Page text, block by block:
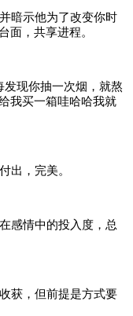
暗示他为了改变你时
面，共享进程。
现你抽一次烟，就熬
我买一箱哇哈哈我就
出，完美。
感情中的投入度，总
获，但前提是方式要